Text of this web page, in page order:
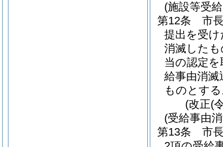
(施設等受
第12条
市
提出を受
消滅した
当の認定
給事由消滅
ものとす
(改正(
(受給事由
第13条
市